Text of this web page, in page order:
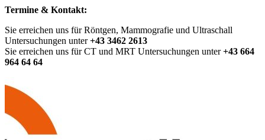
Termine & Kontakt:
Sie erreichen uns für Röntgen, Mammografie und Ultraschall
Untersuchungen unter+43 3462 2613
Sie erreichen uns für CT und MRT Untersuchungen unter+43 664
964 64 64